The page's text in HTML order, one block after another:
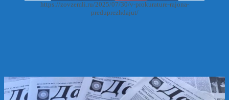
https://zovzemli.ru/2025/07/30/v-prokurature-rajona-
preduprezhdajut/